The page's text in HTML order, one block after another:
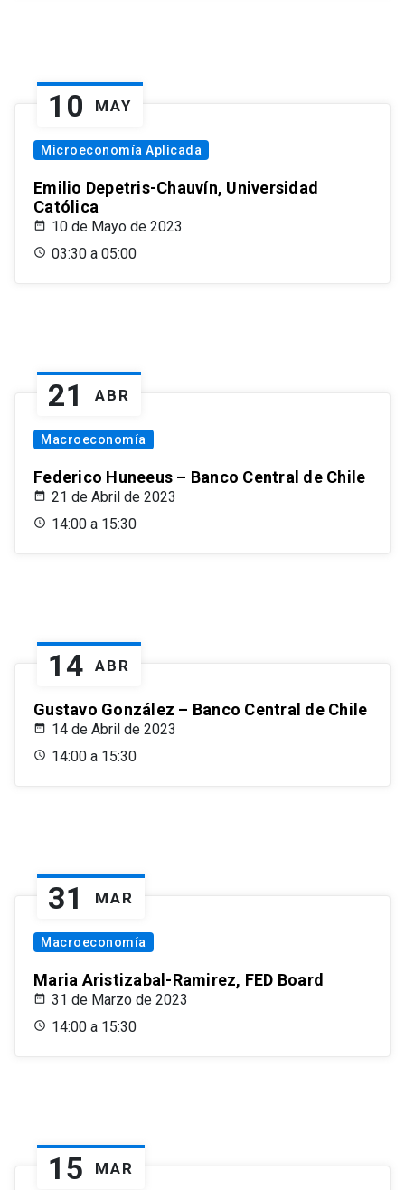
10 MAY
Microeconomía Aplicada
Emilio Depetris-Chauvín, Universidad
Católica
10 de Mayo de 2023
03:30 a 05:00
21 ABR
Macroeconomía
Federico Huneeus – Banco Central de Chile
21 de Abril de 2023
14:00 a 15:30
14 ABR
Gustavo González – Banco Central de Chile
14 de Abril de 2023
14:00 a 15:30
31 MAR
Macroeconomía
Maria Aristizabal-Ramirez, FED Board
31 de Marzo de 2023
14:00 a 15:30
15 MAR